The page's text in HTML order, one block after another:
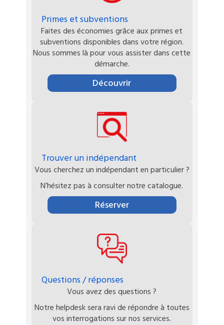
Primes et subventions
Faites des économies grâce aux primes et
subventions disponibles dans votre région.
Nous sommes là pour vous assister dans cette
démarche.
Découvrir
Trouver un indépendant
Vous cherchez un indépendant en particulier ?
N’hésitez pas à consulter notre catalogue.
Réserver
Questions / réponses
Vous avez des questions ?
Notre helpdesk sera ravi de répondre à toutes
vos interrogations sur nos services.